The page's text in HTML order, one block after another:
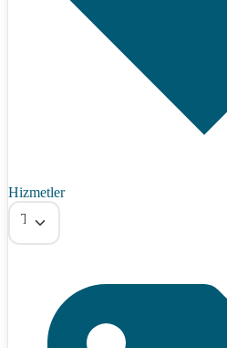
Hizmetler
Tümü